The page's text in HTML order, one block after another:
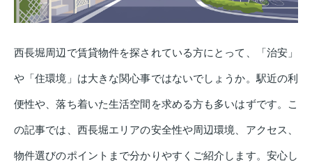
西長堀周辺で賃貸物件を探されている方にとって、「治安」
や「住環境」は大きな関心事ではないでしょうか。駅近の利
便性や、落ち着いた生活空間を求める方も多いはずです。こ
の記事では、西長堀エリアの安全性や周辺環境、アクセス、
物件選びのポイントまで分かりやすくご紹介します。安心し